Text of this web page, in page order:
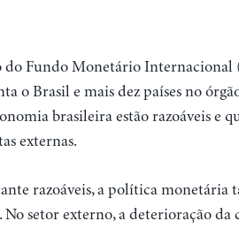
do Fundo Monetário Internacional
o Brasil e mais dez países no
brasileira estão razoáveis e
externas.
razoáveis, a política monetária
setor externo, a deterioração da